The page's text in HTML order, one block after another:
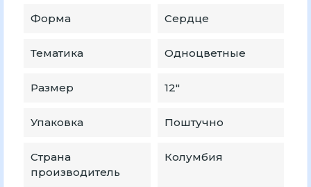
Форма
Сердце
Тематика Одноцветные
Размер 12″
Упаковка Поштучно
Страна
производитель
Колумбия